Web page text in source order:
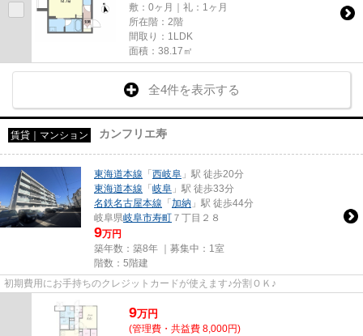
敷：0ヶ月｜礼：1ヶ月
所在階：2階
間取り：1LDK
面積：38.17㎡
全4件を表示する
賃貸｜マンション カンフリエ寿
東海道本線 「 西岐阜 」駅 徒歩20分
東海道本線 「 岐阜 」駅 徒歩33分
名鉄名古屋本線 「 加納 」駅 徒歩44分
岐阜県岐阜市寿町 ７丁目２８
9万円
築年数：築8年 ｜募集中： 1室
階数：5階建
初期費用にお手持ちのクレジットカードが使えます♪分割ＯＫ♪
9万円
(管理費・共益費 8,000円)